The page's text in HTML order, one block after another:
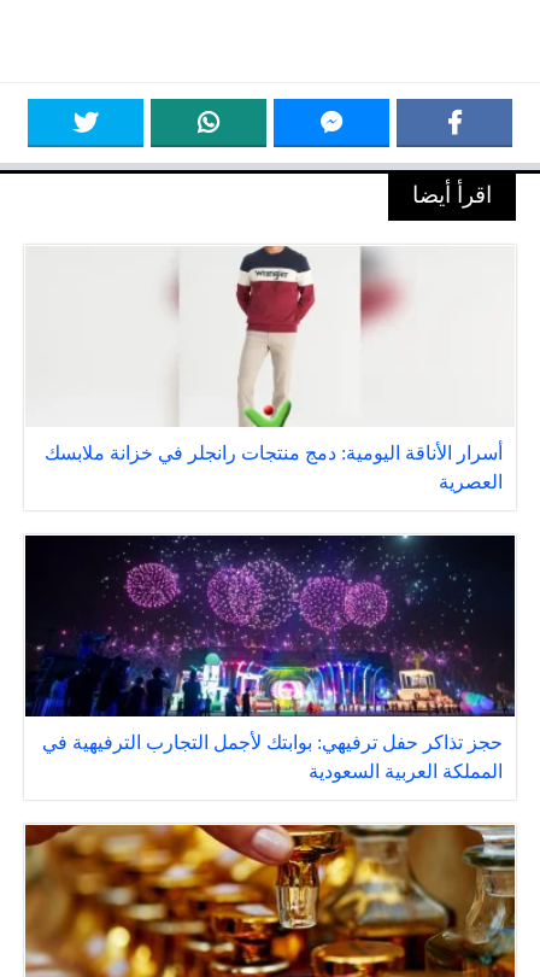
اقرأ أيضا
أسرار الأناقة اليومية: دمج منتجات رانجلر في خزانة ملابسك
العصرية
حجز تذاكر حفل ترفيهي: بوابتك لأجمل التجارب الترفيهية في
المملكة العربية السعودية